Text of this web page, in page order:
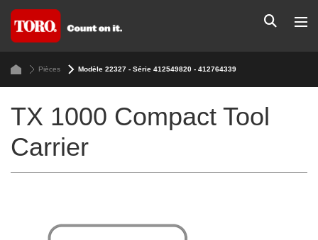
Pièces Modèle 22327 - Série 412549820 - 412764339
TX 1000 Compact Tool
Carrier